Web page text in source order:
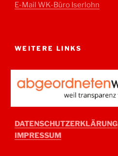
E-Mail WK-Büro Iserlohn
WEITERE LINKS
DATENSCHUTZERKLÄRUNG
IMPRESSUM